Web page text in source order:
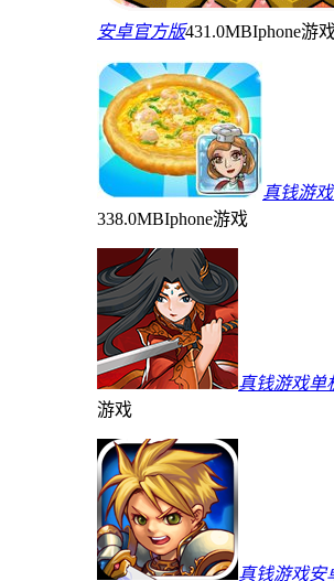
安卓官方版431.0MBIphone游
真钱游
338.0MBIphone游戏
真钱游戏单
游戏
真钱游戏安